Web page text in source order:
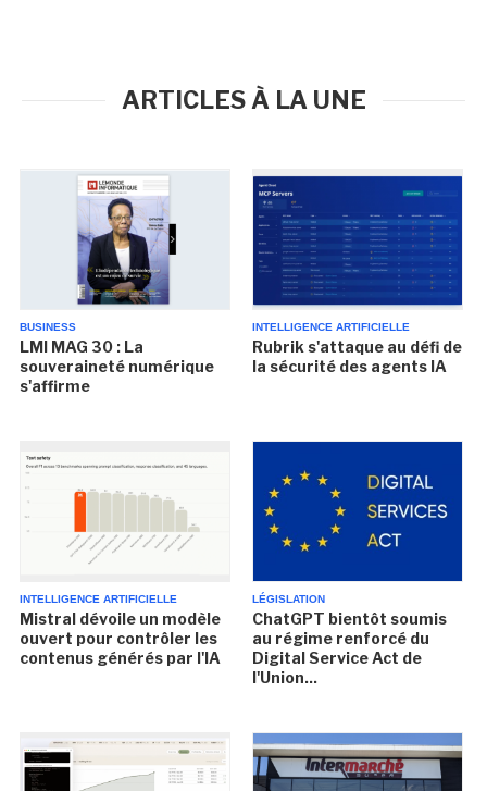
ARTICLES À LA UNE
BUSINESS
LMI MAG 30 : La
souveraineté numérique
s'affirme
INTELLIGENCE ARTIFICIELLE
Rubrik s'attaque au défi de
la sécurité des agents IA
INTELLIGENCE ARTIFICIELLE
Mistral dévoile un modèle
ouvert pour contrôler les
contenus générés par l'IA
LÉGISLATION
ChatGPT bientôt soumis
au régime renforcé du
Digital Service Act de
l'Union...